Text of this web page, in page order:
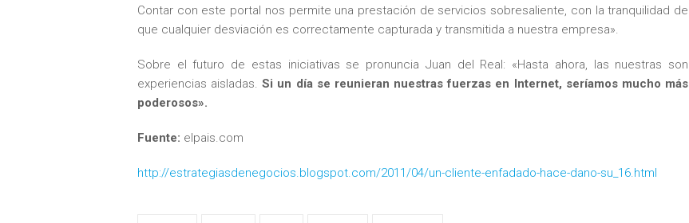
Contar con este portal nos permite una prestación de servicios sobresaliente, con la tranquilidad de
que cualquier desviación es correctamente capturada y transmitida a nuestra empresa».
Sobre el futuro de estas iniciativas se pronuncia Juan del Real: «Hasta ahora, las nuestras son
experiencias aisladas. Si un día se reunieran nuestras fuerzas en Internet, seríamos mucho más
poderosos».
Fuente: elpais.com
http://estrategiasdenegocios.blogspot.com/2011/04/un-cliente-enfadado-hace-dano-su_16.html